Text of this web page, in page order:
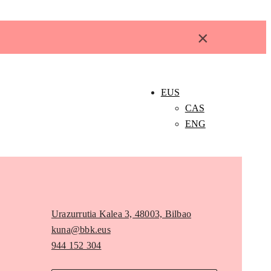
×
EUS
CAS
ENG
Urazurrutia Kalea 3, 48003, Bilbao
kuna@bbk.eus
944 152 304